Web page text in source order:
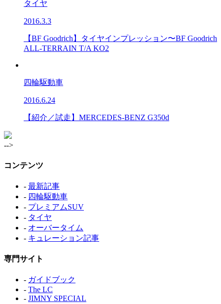
タイヤ
2016.3.3
【BF Goodrich】タイヤインプレッション〜BF Goodrich
ALL-TERRAIN T/A KO2
四輪駆動車
2016.6.24
【紹介／試走】MERCEDES-BENZ G350d
-->
コンテンツ
- 最新記事
- 四輪駆動車
- プレミアムSUV
- タイヤ
- オーバータイム
- キュレーション記事
専門サイト
- ガイドブック
- The LC
- JIMNY SPECIAL